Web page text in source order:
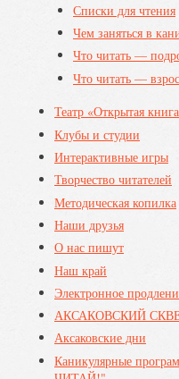
Списки для чтения
Чем заняться в
Что читать —
Что читать —
Театр «Открытая
Клубы и студии
Интерактивные игры
Творчество читателей
Методическая копилка
Наши друзья
О нас пишут
Наш край
Электронное
АКСАКОВСКИЙ
Аксаковские дни
Каникулярные